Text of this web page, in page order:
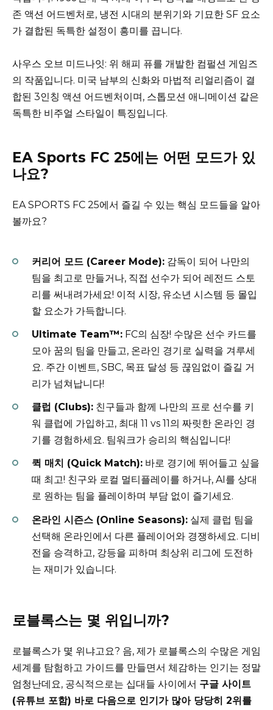
존 액션 어드벤처로, 냉전 시대의 분위기와 기묘한 SF 요소
가 결합된 독특한 설정이 흥미를 끕니다.
사우스 오브 미드나잇: 위 해피 퓨를 개발한 컴펄션 게임즈
의 작품입니다. 미국 남부의 신화와 마법적 리얼리즘이 결
합된 3인칭 액션 어드벤처이며, 스톱모션 애니메이션 같은
독특한 비주얼 스타일이 특징입니다.
EA Sports FC 25에는 어떤 모드가 있
나요?
EA SPORTS FC 25에서 즐길 수 있는 핵심 모드들을 알아
볼까요?
커리어 모드 (Career Mode): 감독이 되어 나만의
팀을 최고로 만들거나, 직접 선수가 되어 레전드 스토
리를 써내려가세요! 이적 시장, 유소년 시스템 등 몰입
할 요소가 가득합니다.
Ultimate Team™: FC의 심장! 수많은 선수 카드를
모아 꿈의 팀을 만들고, 온라인 경기로 실력을 겨루세
요. 주간 이벤트, SBC, 목표 달성 등 끊임없이 즐길 거
리가 넘쳐납니다!
클럽 (Clubs): 친구들과 함께 나만의 프로 선수를 키
워 클럽에 가입하고, 최대 11 vs 11의 짜릿한 온라인 경
기를 경험하세요. 팀워크가 승리의 핵심입니다!
퀵 매치 (Quick Match): 바로 경기에 뛰어들고 싶을
때 최고! 친구와 로컬 멀티플레이를 하거나, AI를 상대
로 원하는 팀을 플레이하며 부담 없이 즐기세요.
온라인 시즌스 (Online Seasons): 실제 클럽 팀을
선택해 온라인에서 다른 플레이어와 경쟁하세요. 디비
전을 승격하고, 강등을 피하며 최상위 리그에 도전하
는 재미가 있습니다.
로블록스는 몇 위입니까?
로블록스가 몇 위냐고요? 음, 제가 로블록스의 수많은 게임
세계를 탐험하고 가이드를 만들면서 체감하는 인기는 정말
엄청난데요, 공식적으로는 십대들 사이에서 구글 사이트
(유튜브 포함) 바로 다음으로 인기가 많아 당당히 2위를